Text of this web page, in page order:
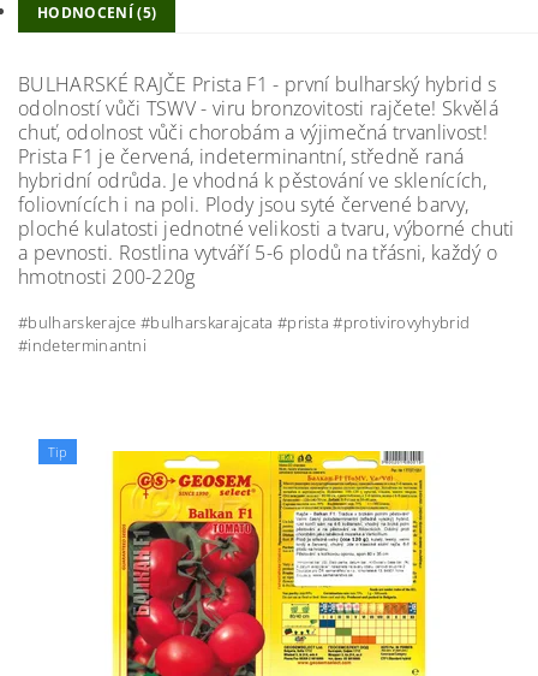
HODNOCENÍ (5)
BULHARSKÉ RAJČE Prista F1 - první bulharský hybrid s
odolností vůči TSWV - viru bronzovitosti rajčete! Skvělá
chuť, odolnost vůči chorobám a výjimečná trvanlivost!
Prista F1 je červená, indeterminantní, středně raná
hybridní odrůda. Je vhodná k pěstování ve sklenících,
foliovnících i na poli. Plody jsou syté červené barvy,
ploché kulatosti jednotné velikosti a tvaru, výborné chuti
a pevnosti. Rostlina vytváří 5-6 plodů na třásni, každý o
hmotnosti 200-220g
#bulharskerajce #bulharskarajcata #prista #protivirovyhybrid
#indeterminantni
Tip